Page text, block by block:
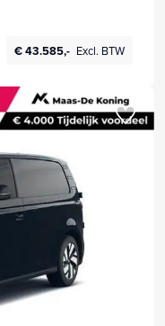
€ 43.585,- Excl. BTW